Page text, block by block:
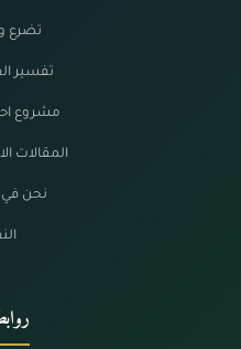
تضرع
تفسير
مشروع
المقالات
نحن في